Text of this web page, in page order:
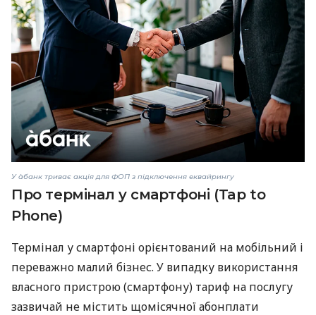
У àбанк триває акція для ФОП з підключення еквайрингу
Про термінал у смартфоні (Tap to
Phone)
Термінал у смартфоні орієнтований на мобільний і
переважно малий бізнес. У випадку використання
власного пристрою (смартфону) тариф на послугу
зазвичай не містить щомісячної абонплати